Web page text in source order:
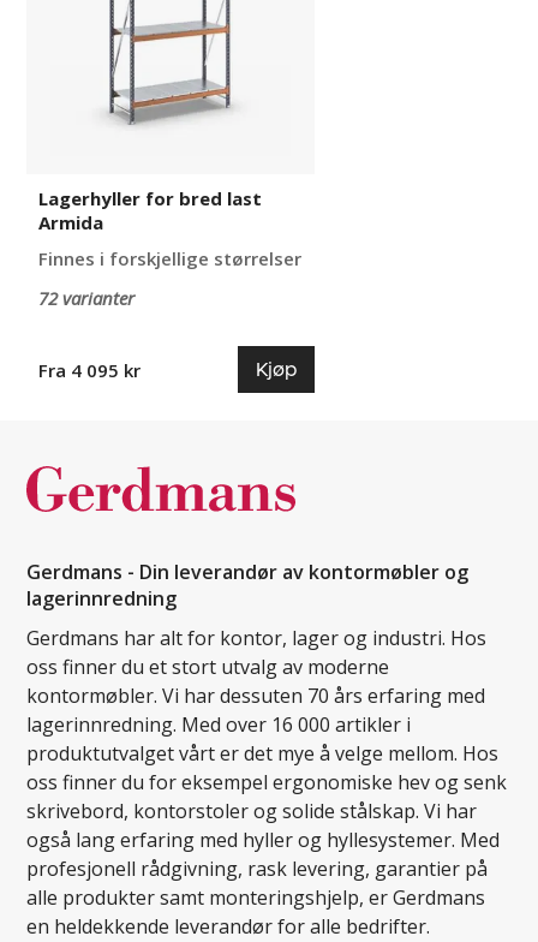
Lagerhyller for bred last
Armida
Finnes i forskjellige størrelser
72 varianter
Fra 4 095 kr Kjøp
Gerdmans - Din leverandør av kontormøbler og
lagerinnredning
Gerdmans har alt for kontor, lager og industri. Hos
oss finner du et stort utvalg av moderne
kontormøbler. Vi har dessuten 70 års erfaring med
lagerinnredning. Med over 16 000 artikler i
produktutvalget vårt er det mye å velge mellom. Hos
oss finner du for eksempel ergonomiske hev og senk
skrivebord, kontorstoler og solide stålskap. Vi har
også lang erfaring med hyller og hyllesystemer. Med
profesjonell rådgivning, rask levering, garantier på
alle produkter samt monteringshjelp, er Gerdmans
en heldekkende leverandør for alle bedrifter.